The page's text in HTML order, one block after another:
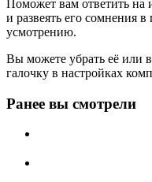
Поможет вам ответить на
и развеять его сомнения
усмотрению.
Вы можете убрать её или
галочку в настройках
Ранее вы смотрели